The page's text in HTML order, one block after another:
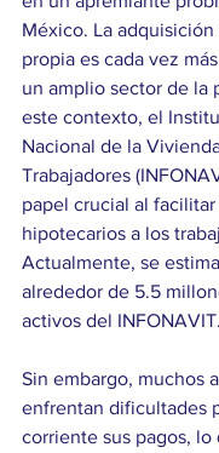
México. La
propia es cada vez
un amplio sector de la
este contexto, el
Nacional de la
Trabajadores
papel crucial al
hipotecarios a los
Actualmente, se
alrededor de 5.5
activos del INFONAVIT.
Sin embargo, muchos
enfrentan dificultades
corriente sus pagos, lo